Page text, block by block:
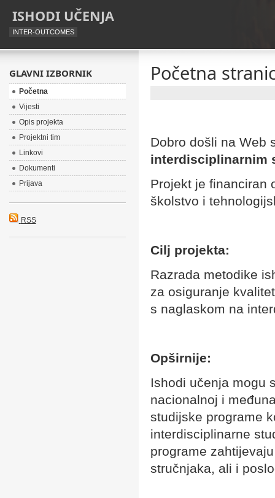
ISHODI UČENJA
INTER-OUTCOMES
Početna
Dobro došli na Web
interdisciplinarnim
Projekt je financiran
školstvo i
Cilj projekta:
Razrada metodike
za osiguranje
s naglaskom na
Opširnije:
Ishodi učenja mogu
nacionalnoj i
studijske programe
interdisciplinarne
programe
stručnjaka, ali i
GLAVNI IZBORNIK
Početna
Vijesti
Opis projekta
Projektni tim
Linkovi
Dokumenti
Prijava
RSS